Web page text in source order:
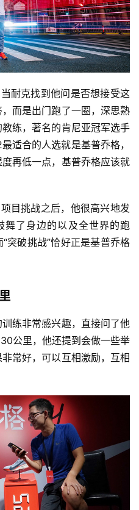
耐克找到他问是否想接受这
而是出门跑了一圈，深思熟
练，著名的肯尼亚冠军选手
最适合的人选就是基普乔格，
再低一点，基普乔格应该就
目挑战之后，他很高兴地发
舞了身边的以及全世界的跑
突破挑战”恰好正是基普乔格
练非常感兴趣，直接问了他
公里，他还提到会做一些举
常好，可以互相激励，互相